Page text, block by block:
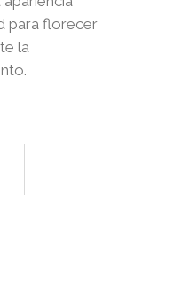
para florecer
la